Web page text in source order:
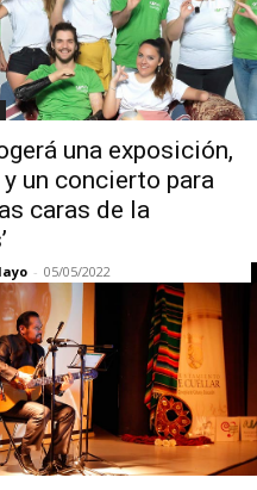
una exposición,
un concierto para
caras de la
- 05/05/2022